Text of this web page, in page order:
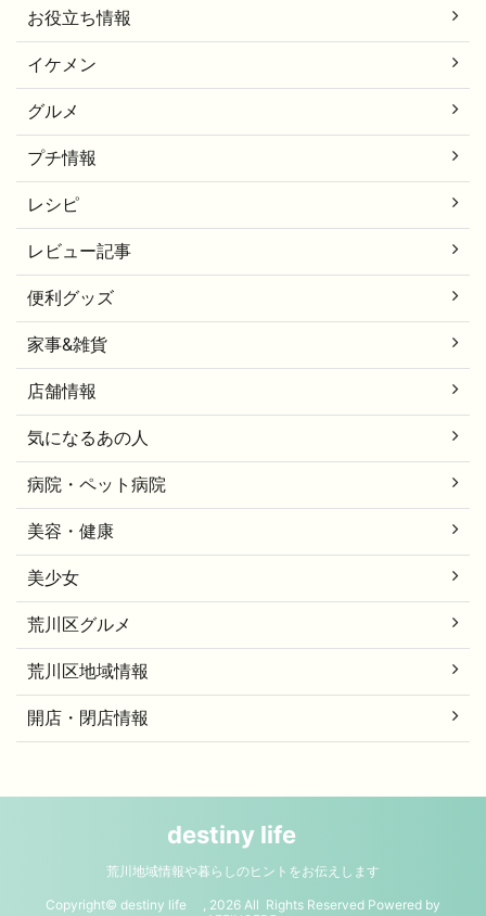
お役立ち情報
イケメン
グルメ
プチ情報
レシピ
レビュー記事
便利グッズ
家事&雑貨
店舗情報
気になるあの人
病院・ペット病院
美容・健康
美少女
荒川区グルメ
荒川区地域情報
開店・閉店情報
destiny life
荒川地域情報や暮らしのヒントをお伝えします
Copyright© destiny life , 2026 All Rights Reserved Powered by